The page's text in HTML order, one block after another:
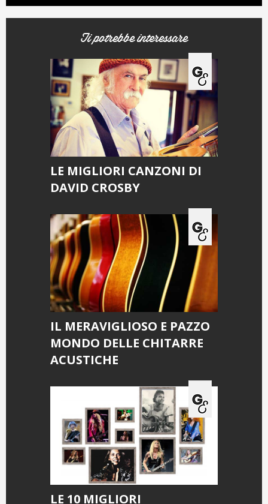
Ti potrebbe interessare
LE MIGLIORI CANZONI DI
DAVID CROSBY
IL MERAVIGLIOSO E PAZZO
MONDO DELLE CHITARRE
ACUSTICHE
LE 10 MIGLIORI